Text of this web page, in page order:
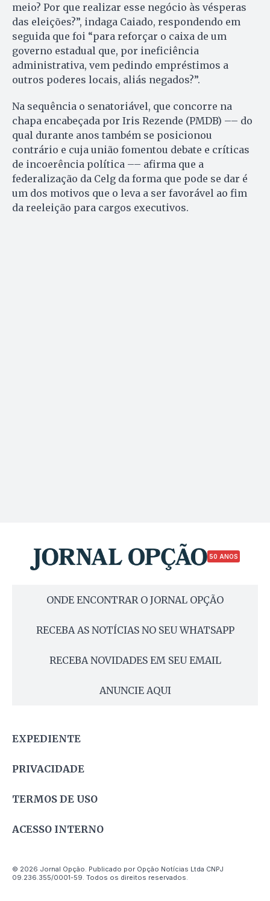
meio? Por que realizar esse negócio às vésperas
das eleições?”, indaga Caiado, respondendo em
seguida que foi “para reforçar o caixa de um
governo estadual que, por ineficiência
administrativa, vem pedindo empréstimos a
outros poderes locais, aliás negados?”.
Na sequência o senatoriável, que concorre na
chapa encabeçada por Iris Rezende (PMDB) –– do
qual durante anos também se posicionou
contrário e cuja união fomentou debate e críticas
de incoerência política –– afirma que a
federalização da Celg da forma que pode se dar é
um dos motivos que o leva a ser favorável ao fim
da reeleição para cargos executivos.
50 ANOS
ONDE ENCONTRAR O JORNAL OPÇÃO
RECEBA AS NOTÍCIAS NO SEU WHATSAPP
RECEBA NOVIDADES EM SEU EMAIL
ANUNCIE AQUI
EXPEDIENTE
PRIVACIDADE
TERMOS DE USO
ACESSO INTERNO
© 2026 Jornal Opção. Publicado por Opção Notícias Ltda CNPJ
09.236.355/0001-59. Todos os direitos reservados.